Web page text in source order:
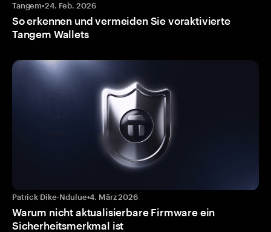
Tangem•24. Feb. 2026
So erkennen und vermeiden Sie voraktivierte
Tangem Wallets
Patrick Dike-Ndulue•4. März 2026
Warum nicht aktualisierbare Firmware ein
Sicherheitsmerkmal ist